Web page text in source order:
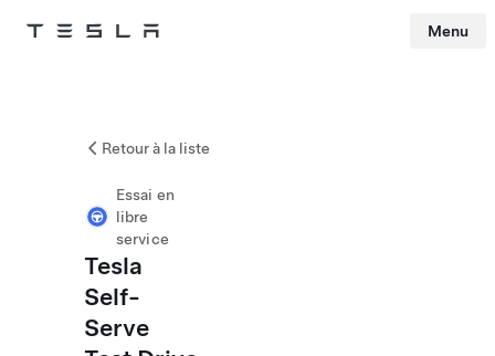
Tesla Menu
Retour à la liste
Essai en
libre
service
Tesla
Self-
Serve